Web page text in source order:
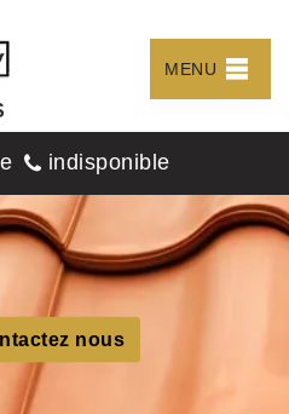
MENU
indisponible
nous